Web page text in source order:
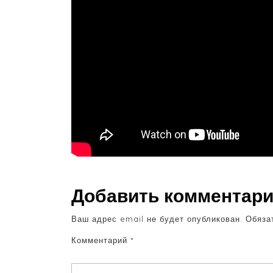
Добавить
Ваш адрес email не будет опубликован.
Комментарий *